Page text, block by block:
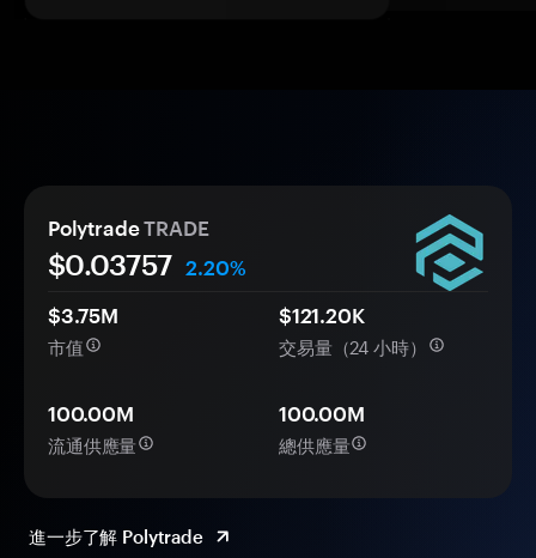
PolytradeTRADE
$0.03757 2.20%
$3.75M
市值
$121.20K
交易量（24 小時）
100.00M
流通供應量
100.00M
總供應量
進一步了解 Polytrade